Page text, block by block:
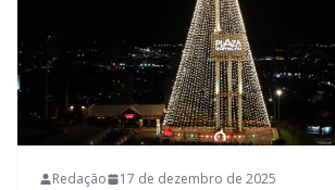
Redação 17 de dezembro de 2025